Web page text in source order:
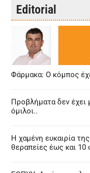
Editorial
Φάρμακα: Ο κόμπος
Προβλήματα δεν έχει
όμιλοι..
Η χαμένη ευκαιρία
θεραπείες έως και